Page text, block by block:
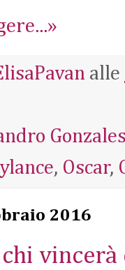
alle
, Oscar,
2016